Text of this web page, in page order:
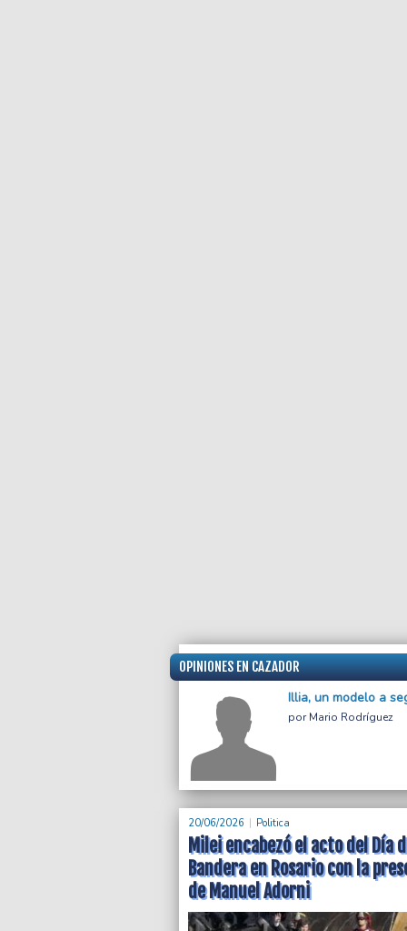
OPINIONES EN CAZADOR
Illia, un modelo a
Mario Rodríguez
20/06/2026 Politica
Milei encabezó el acto del Día
Bandera en Rosario con la
de Manuel Adorni